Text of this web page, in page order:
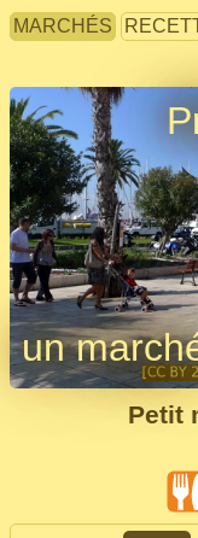
MARCHÉS
un
Petit